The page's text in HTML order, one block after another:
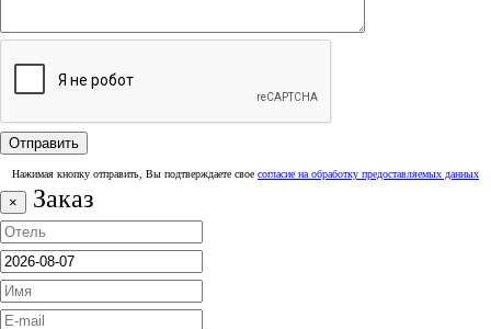
Нажимая кнопку отправить, Вы подтверждаете свое согласие на обработку предоставляемых данных
× Заказ